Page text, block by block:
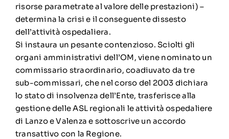
risorse parametrate al valore delle prestazioni) –
determina la crisi e il conseguente dissesto
dell’attività ospedaliera.
Si instaura un pesante contenzioso. Sciolti gli
organi amministrativi dell’OM, viene nominato un
commissario straordinario, coadiuvato da tre
sub-commissari, che nel corso del 2003 dichiara
lo stato di insolvenza dell’Ente, trasferisce alla
gestione delle ASL regionali le attività ospedaliere
di Lanzo e Valenza e sottoscrive un accordo
transattivo con la Regione.